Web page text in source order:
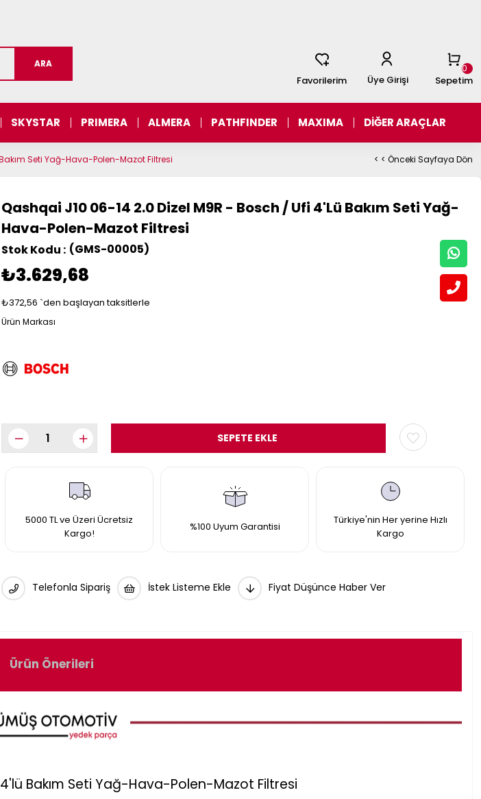
Sepetim
0
Favorilerim
Üye Girişi
SKYSTAR PRIMERA ALMERA PATHFINDER MAXIMA DİĞER ARAÇLAR
Seti Yağ-Hava-Polen-Mazot Filtresi < < Önceki Sayfaya Dön
Qashqai J10 06-14 2.0 Dizel M9R - Bosch / Ufi 4'Lü Bakım Seti Yağ-
Hava-Polen-Mazot Filtresi
(GMS-00005)
₺3.629,68
₺372,56 `den başlayan taksitlerle
5000 TL ve Üzeri Ücretsiz
Kargo!
%100 Uyum Garantisi
Türkiye'nin Her yerine Hızlı
Kargo
Telefonla Sipariş İstek Listeme Ekle Fiyat Düşünce Haber Ver
Ürün Önerileri
Bakım Seti Yağ-Hava-Polen-Mazot Filtresi